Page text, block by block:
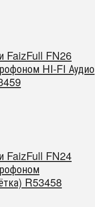
FaizFull FN26
HI-FI Аудио
FaizFull FN24
R53458